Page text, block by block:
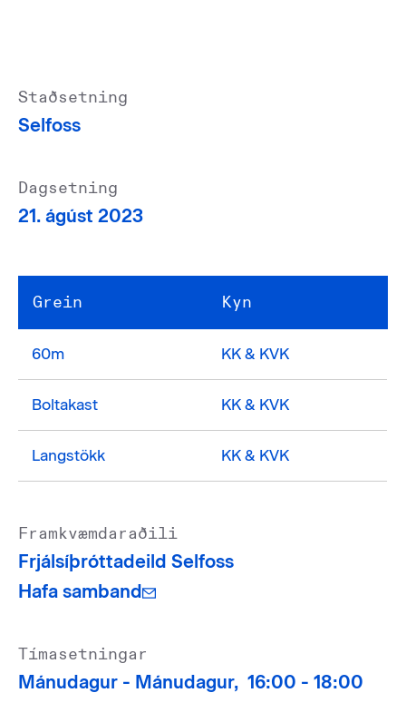
Staðsetning
Selfoss
Dagsetning
21. ágúst 2023
Grein Kyn
60m KK & KVK
Boltakast KK & KVK
Langstökk KK & KVK
Framkvæmdaraðili
Frjálsíþróttadeild Selfoss
Hafa samband
Tímasetningar
Mánudagur - Mánudagur, 16:00 - 18:00